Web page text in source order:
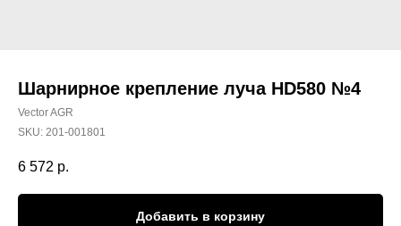
Шарнирное крепление луча HD580 №4
Vector AGR
SKU: 201-001801
6 572 р.
Добавить в корзину